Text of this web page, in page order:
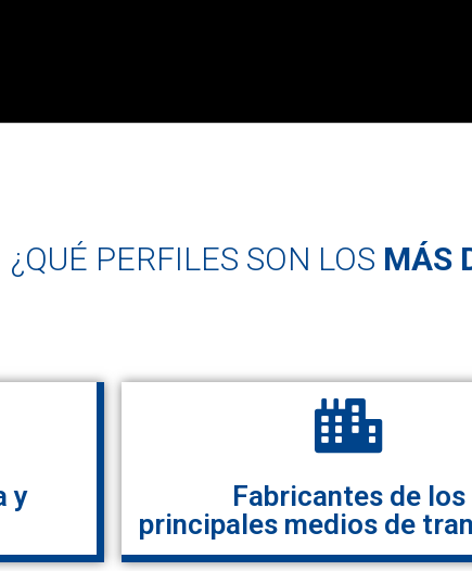
¿QUÉ PERFILES SON LOS MÁS
y
Fabricantes de los
principales medios de